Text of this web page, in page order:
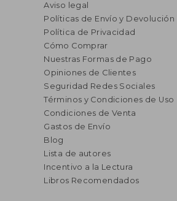
Aviso legal
Políticas de Envío y Devolución
Política de Privacidad
Cómo Comprar
Nuestras Formas de Pago
Opiniones de Clientes
Seguridad Redes Sociales
Términos y Condiciones de Uso
Condiciones de Venta
Gastos de Envío
Blog
Lista de autores
Incentivo a la Lectura
Libros Recomendados